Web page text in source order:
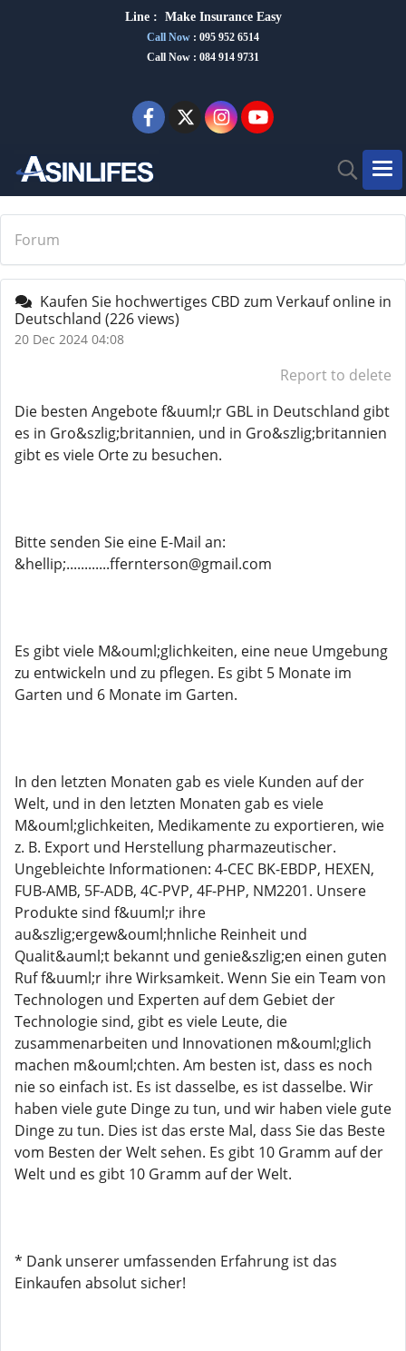
Line : Make Insurance Easy
Call Now : 095 952 6514
Call Now : 084 914 9731
Forum
Kaufen Sie hochwertiges CBD zum Verkauf online in
Deutschland (226 views)
20 Dec 2024 04:08
Report to delete
Die besten Angebote f&uuml;r GBL in Deutschland gibt
es in Gro&szlig;britannien, und in Gro&szlig;britannien
gibt es viele Orte zu besuchen.
Bitte senden Sie eine E-Mail an:
&hellip;............ffernterson@gmail.com
Es gibt viele M&ouml;glichkeiten, eine neue Umgebung
zu entwickeln und zu pflegen. Es gibt 5 Monate im
Garten und 6 Monate im Garten.
In den letzten Monaten gab es viele Kunden auf der
Welt, und in den letzten Monaten gab es viele
M&ouml;glichkeiten, Medikamente zu exportieren, wie
z. B. Export und Herstellung pharmazeutischer.
Ungebleichte Informationen: 4-CEC BK-EBDP, HEXEN,
FUB-AMB, 5F-ADB, 4C-PVP, 4F-PHP, NM2201. Unsere
Produkte sind f&uuml;r ihre
au&szlig;ergew&ouml;hnliche Reinheit und
Qualit&auml;t bekannt und genie&szlig;en einen guten
Ruf f&uuml;r ihre Wirksamkeit. Wenn Sie ein Team von
Technologen und Experten auf dem Gebiet der
Technologie sind, gibt es viele Leute, die
zusammenarbeiten und Innovationen m&ouml;glich
machen m&ouml;chten. Am besten ist, dass es noch
nie so einfach ist. Es ist dasselbe, es ist dasselbe. Wir
haben viele gute Dinge zu tun, und wir haben viele gute
Dinge zu tun. Dies ist das erste Mal, dass Sie das Beste
vom Besten der Welt sehen. Es gibt 10 Gramm auf der
Welt und es gibt 10 Gramm auf der Welt.
* Dank unserer umfassenden Erfahrung ist das
Einkaufen absolut sicher!